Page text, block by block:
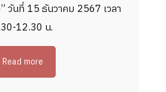
วันที่ 15 ธันวาคม 2567 เวลา
12.30 น.
Read more